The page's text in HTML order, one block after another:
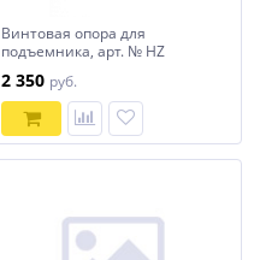
Винтовая опора для
подъемника, арт. № HZ
2 350 руб.